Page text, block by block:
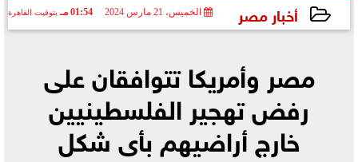
أخبار مصر الخميس، 21 مارس 2024 01:54 مـ بتوقيت القاهرة
مصر وأمريكا تتوافقان على
رفض تهجير الفلسطينيين
خارج أراضيهم بأى شكل